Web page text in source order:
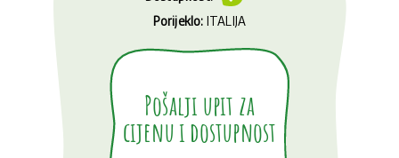
Porijeklo: ITALIJA
Pošalji upit za
cijenu i dostupnost